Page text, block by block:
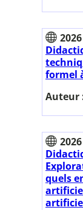
2026
formel
Auteur
2026
quels